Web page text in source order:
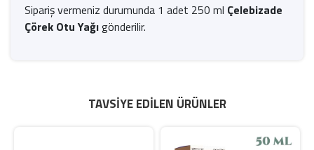
Sipariş vermeniz durumunda 1 adet 250 ml Çelebizade
Çörek Otu Yağıgönderilir.
TAVSIYE EDILEN ÜRÜNLER